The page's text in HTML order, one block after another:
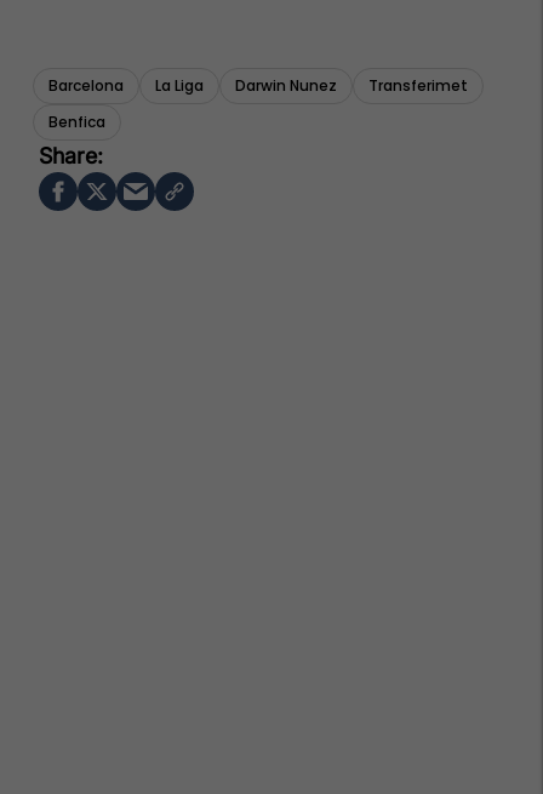
Barcelona La Liga Darwin Nunez
Transferimet
Benfica